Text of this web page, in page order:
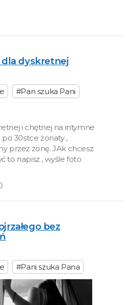
dyskretnej
#Pan szuka Pani
i chętnej na intymne
30stce żonaty ,
przez żonę. JAk chcesz
to napisz , wyśle foto
bez
#Pani szuka Pana